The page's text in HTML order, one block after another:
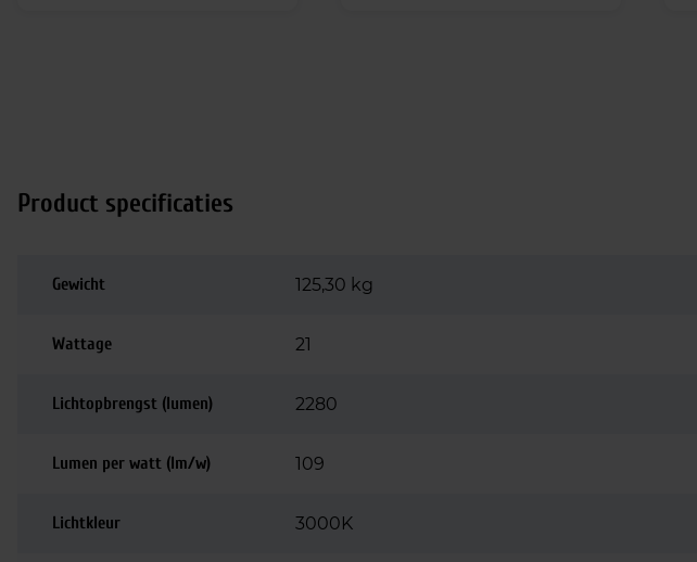
Product specificaties
Gewicht 125,30 kg
Wattage 21
Lichtopbrengst (lumen) 2280
Lumen per watt (lm/w) 109
Lichtkleur 3000K